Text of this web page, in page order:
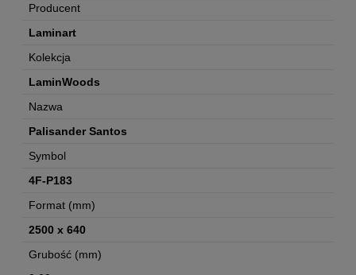
Producent
Laminart
Kolekcja
LaminWoods
Nazwa
Palisander Santos
Symbol
4F-P183
Format (mm)
2500 x 640
Grubość (mm)